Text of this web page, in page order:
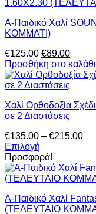
Α-Παιδικό Χαλί
ΚΟΜΜΑΤΙ)
€125.00 Original
price
was:
€125.00.
€89.00Η
τιμή
Προσθήκη στο καλάθι
Χαλί Ορθοδοξία
σε 2 Διαστάσεις
€135.00 – €215.00
Επιλογή
Αυτό
το
προϊόν
πολλαπλές
παραλλαγές.
Προσφορά!
Α-Παιδικό Χαλί
(ΤΕΛΕΥΤΑΙΟ